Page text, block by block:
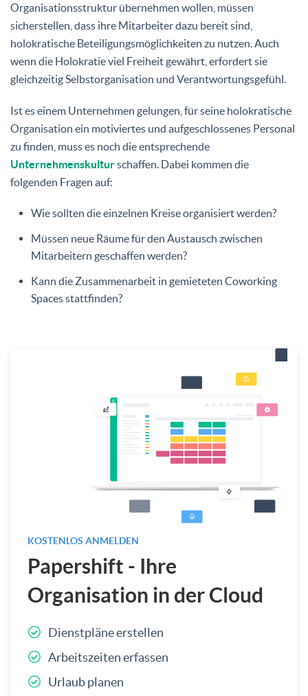
Organisationsstruktur übernehmen wollen, müssen
sicherstellen, dass ihre Mitarbeiter dazu bereit sind,
holokratische Beteiligungsmöglichkeiten zu nutzen. Auch
wenn die Holokratie viel Freiheit gewährt, erfordert sie
gleichzeitig Selbstorganisation und Verantwortungsgefühl.
Ist es einem Unternehmen gelungen, für seine holokratische
Organisation ein motiviertes und aufgeschlossenes Personal
zu finden, muss es noch die entsprechende
Unternehmenskulturschaffen. Dabei kommen die
folgenden Fragen auf:
Wie sollten die einzelnen Kreise organisiert werden?
Müssen neue Räume für den Austausch zwischen
Mitarbeitern geschaffen werden?
Kann die Zusammenarbeit in gemieteten Coworking
Spaces stattfinden?
KOSTENLOS ANMELDEN
Papershift - Ihre
Organisation in der Cloud
Dienstpläne erstellen
Arbeitszeiten erfassen
Urlaub planen